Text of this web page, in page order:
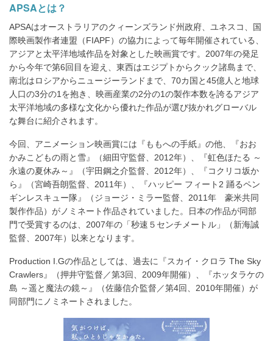
す
る
APSAとは？
APSAはオーストラリアのクィーンズランド州政府、ユネスコ、国
際映画製作者連盟（FIAPF）の協力によって毎年開催されている、
アジアと太平洋地域作品を対象とした映画賞です。2007年の発足
から今年で第6回目を迎え、東西はエジプトからクック諸島まで、
南北はロシアからニュージーランドまで、70カ国と45億人と地球
人口の3分の1を抱き、映画産業の2分の1の製作本数を誇るアジア
太平洋地域の多様な文化から優れた作品が選び抜かれグローバル
な舞台に紹介されます。
今回、アニメーション映画賞には『ももへの手紙』の他、『おお
かみこどもの雨と雪』（細田守監督、2012年）、『虹色ほたる ～
永遠の夏休み～』（宇田鋼之介監督、2012年）、『コクリコ坂か
ら』（宮崎吾朗監督、2011年）、『ハッピー フィート2 踊るペン
ギンレスキュー隊』（ジョージ・ミラー監督、2011年 豪米共同
製作作品）がノミネート作品されていました。日本の作品が同部
門で受賞するのは、2007年の「秒速５センチメートル」（新海誠
監督、2007年）以来となります。
Production I.Gの作品としては、過去に『スカイ・クロラ The Sky
Crawlers』（押井守監督／第3回、2009年開催）、『ホッタラケの
島 ～遥と魔法の鏡～』（佐藤信介監督／第4回、2010年開催）が
同部門にノミネートされました。